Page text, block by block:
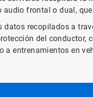
frontal o dual,
datos recopilados a
del conductor,
a entrenamientos en